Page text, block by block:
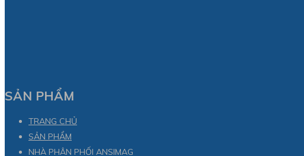
SẢN PHẨM
TRANG CHỦ
SẢN PHẨM
NHÀ PHÂN PHỐI ANSIMAG